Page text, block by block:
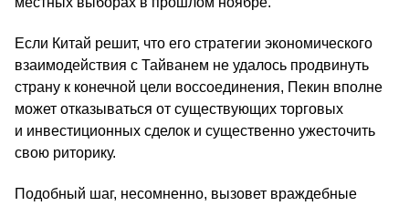
Если Китай решит, что его стратегии экономического
взаимодействия с Тайванем не удалось продвинуть
страну к конечной цели воссоединения, Пекин вполне
может отказываться от существующих торговых
и инвестиционных сделок и существенно ужесточить
свою риторику.
Подобный шаг, несомненно, вызовет враждебные